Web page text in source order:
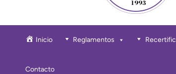
Inicio Reglamentos
Contacto